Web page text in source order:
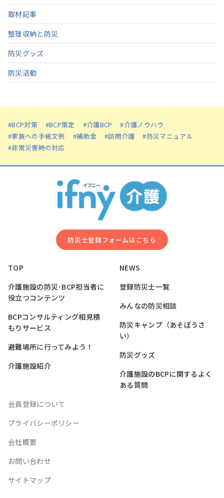
取材記事
整理収納と防災
防災グッズ
防災活動
#BCP対策 #BCP策定 #介護BCP
#介護ノウハウ
#家族への手紙文例
#補助金 #訪問介護
#防災マニュアル
#非常災害時の対応
防災⼠登録フォームはこちら
TOP
介護施設の防災･BCP担当者に
役立つコンテンツ
BCPコンサルティング相見積
もりサービス
避難場所に行ってみよう！
介護施設紹介
NEWS
登録防災士一覧
みんなの防災相談
防災キャンプ（あそぼうさ
い）
防災グッズ
介護施設のBCPに関するよく
ある質問
会員登録について
プライバシーポリシー
会社概要
お問い合わせ
サイトマップ